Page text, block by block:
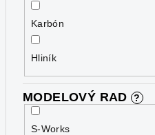
Karbón
Hliník
MODELOVÝ RAD ?
S-Works